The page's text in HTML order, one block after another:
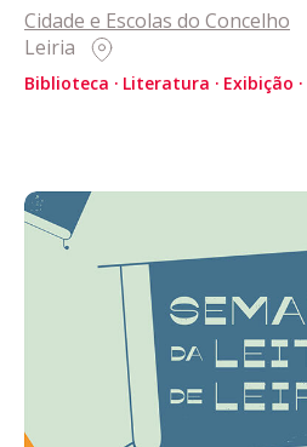
Informações
Política de Privacidade
CULTURA
Cidade e Escolas do Concelho
Leiria
Biblioteca Literatura Exibição
Gravar